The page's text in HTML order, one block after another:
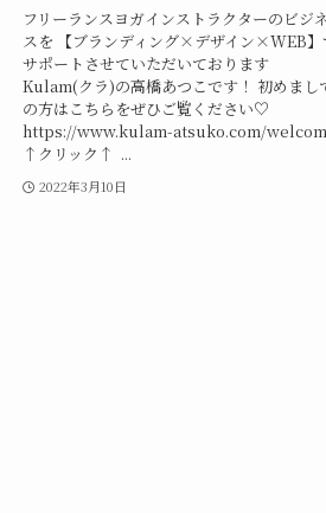
フリーランスヨガインストラクターのビジ
スを 【ブランディング×デザイン×WEB】
サポートさせていただいております
Kulam(クラ)の高橋あつこです！ 初めまし
の方はこちらをぜひご覧ください♡
https://www.kulam-atsuko.com/
↑クリック↑ ...
2022年3月10日